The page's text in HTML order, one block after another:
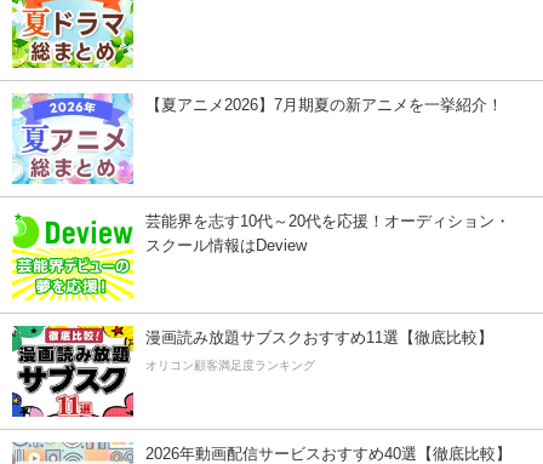
【夏アニメ2026】7月期夏の新アニメを一挙紹介！
芸能界を志す10代～20代を応援！オーディション・
スクール情報はDeview
漫画読み放題サブスクおすすめ11選【徹底比較】
オリコン顧客満足度ランキング
2026年動画配信サービスおすすめ40選【徹底比較】